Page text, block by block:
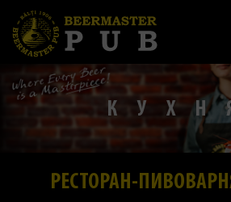
РЕСТОРАН-